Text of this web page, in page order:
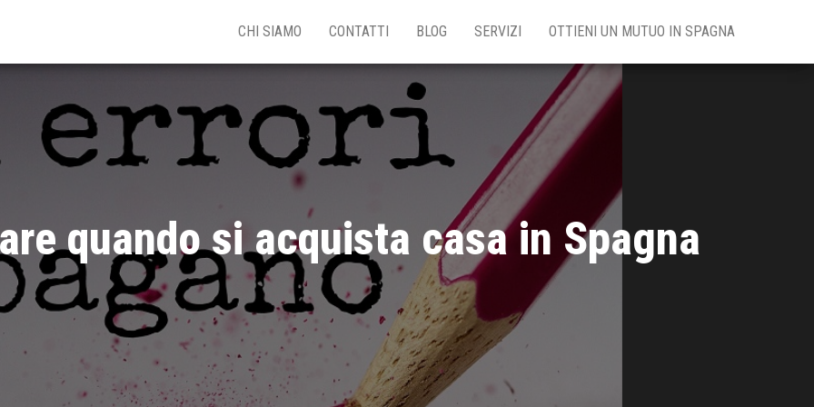
CHI SIAMO CONTATTI BLOG SERVIZI OTTIENI UN MUTUO IN SPAGNA
quando si acquista casa in Spagna